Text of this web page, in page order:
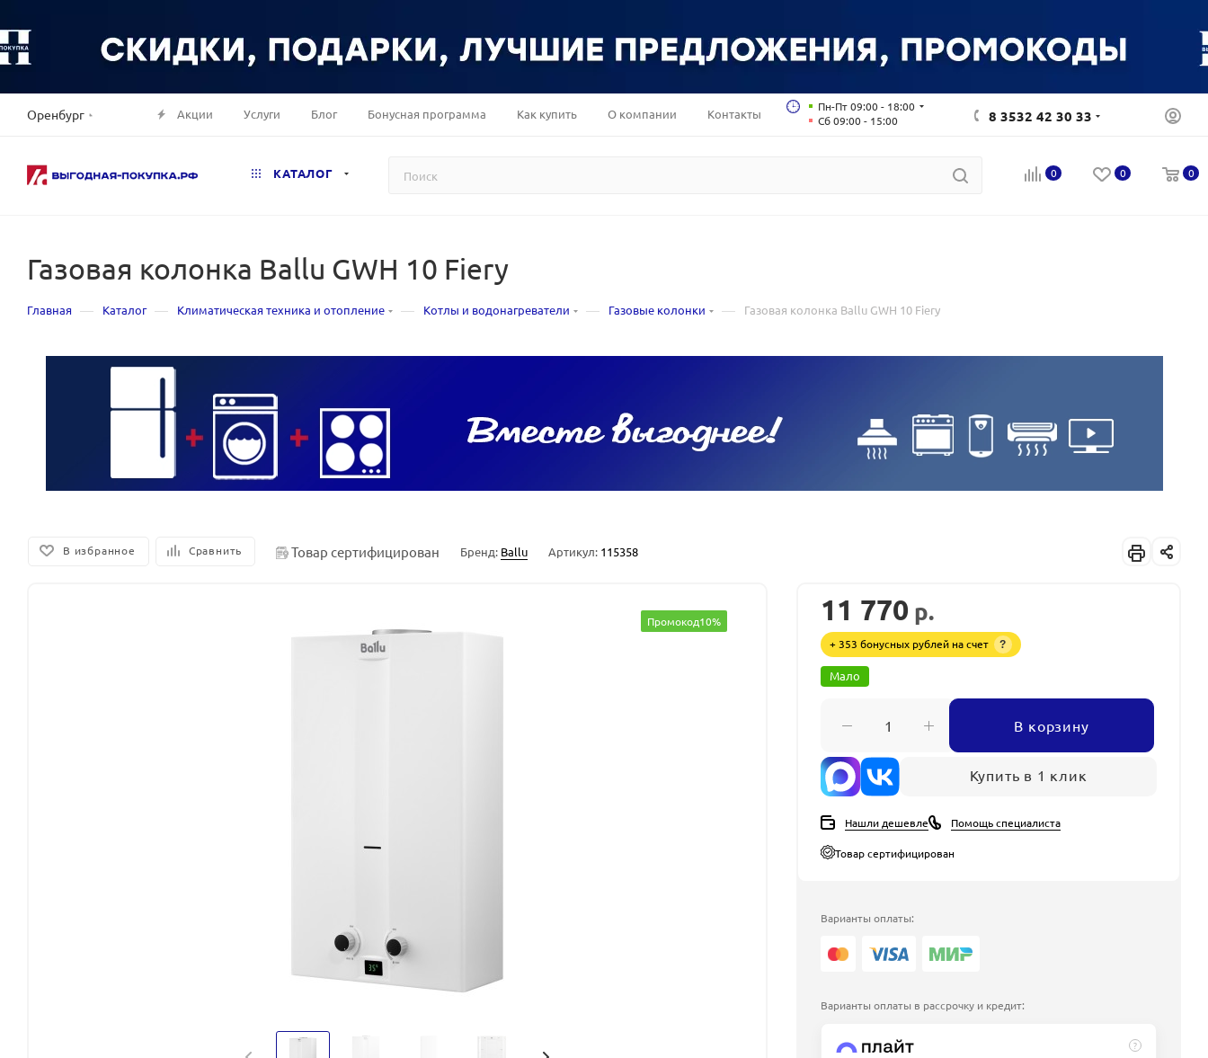
Оренбург Акции Услуги Блог Бонусная программа Как купить О компании Контакты
Пн-Пт 09:00 - 18:00
Сб 09:00 - 15:00
8 3532 42 30 33
КАТАЛОГ 0 0 0
Газовая колонка Ballu GWH 10 Fiery
Главная — Каталог — Климатическая техника и отопление — Котлы и водонагреватели — Газовые колонки — Газовая колонка Ballu GWH 10 Fiery
В избранное Сравнить Товар сертифицирован Бренд: Ballu Артикул: 115358
Промокод10% 11 770 р.
+ 353 бонусных рублей на счет ?
Мало
В корзину
Купить в 1 клик
Нашли дешевле Помощь специалиста
Товар сертифицирован
Варианты оплаты:
Варианты оплаты в рассрочку и кредит:
?